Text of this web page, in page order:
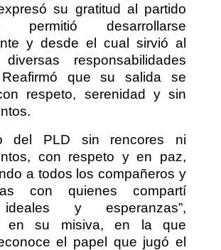
su gratitud al partido
desarrollarse
y desde el cual sirvió al
responsabilidades
Reafirmó que su salida se
respeto, serenidad y sin
del PLD sin rencores ni
con respeto y en paz,
a todos los compañeros y
con quienes compartí
y esperanzas”,
en su misiva, en la que
el papel que jugó el